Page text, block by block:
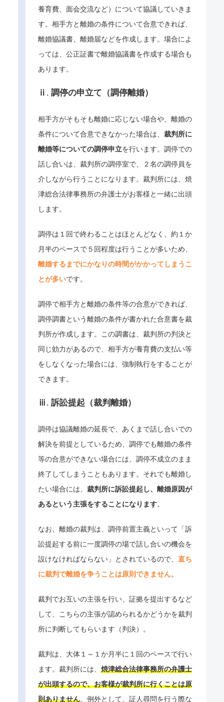
養育費、面会交流など）について協議していきま
す。相手方と離婚の条件について合意できれば、
離婚協議書、離婚届などを作成します。場合によ
っては、公正証書で離婚協議書を作成する場合も
あります。
ⅱ. 調停の申立て（調停離婚）
相手方がそもそも離婚に応じない場合や、離婚の
条件について合意できなかった場合は、 裁判所に
離婚等についての調停申立を行います。調停での
話し合いは、裁判所の調停室で、２名の調停員を
介しながら行うことになります。裁判所には、焼
津総合法律事務所の弁護士がお客様と一緒に出頭
します。
調停は１回で終わることはほとんどなく、約１か
月半のペースで５回程度は行うことが多いため、
離婚するまでにかなりの時間がかかってしまうこ
とが多いです。
調停で相手方と離婚の条件等の合意ができれば、
調停調書という離婚の条件が書かれた合意書を裁
判所が作成します。この調書は、裁判所の判決と
同じ効力があるので、相手方が養育費の支払い等
をしなくなった場合には、強制執行をすることが
できます。
ⅲ. 訴訟提起（裁判離婚）
調停は協議離婚の延長で、あくまで話し合いでの
解決を前提としているため、調停でも離婚の条件
等の合意ができない場合には、調停不成立のまま
終了してしまうこともあります。それでも離婚し
たい場合には、 裁判所に訴訟提起し、離婚原因が
あるという主張をすることになります。
なお、離婚の裁判は、調停前置主義といって「訴
訟提起する前に一度調停の場で話し合いの機会を
設けなければならない」とされているので、 直ち
に裁判で離婚を争うことは原則できません。
裁判でお互いの主張を行い、証拠を提出するなど
して、こちらの主張が認められるかどうかを裁判
所に判断してもらいます（判決）。
裁判は、大体１～１か月半に１回のペースで行い
ます。裁判所には、 焼津総合法律事務所の弁護士
が出頭するので、お客様が裁判所に行くことは原
則ありません。例外として、証人尋問を行う際な